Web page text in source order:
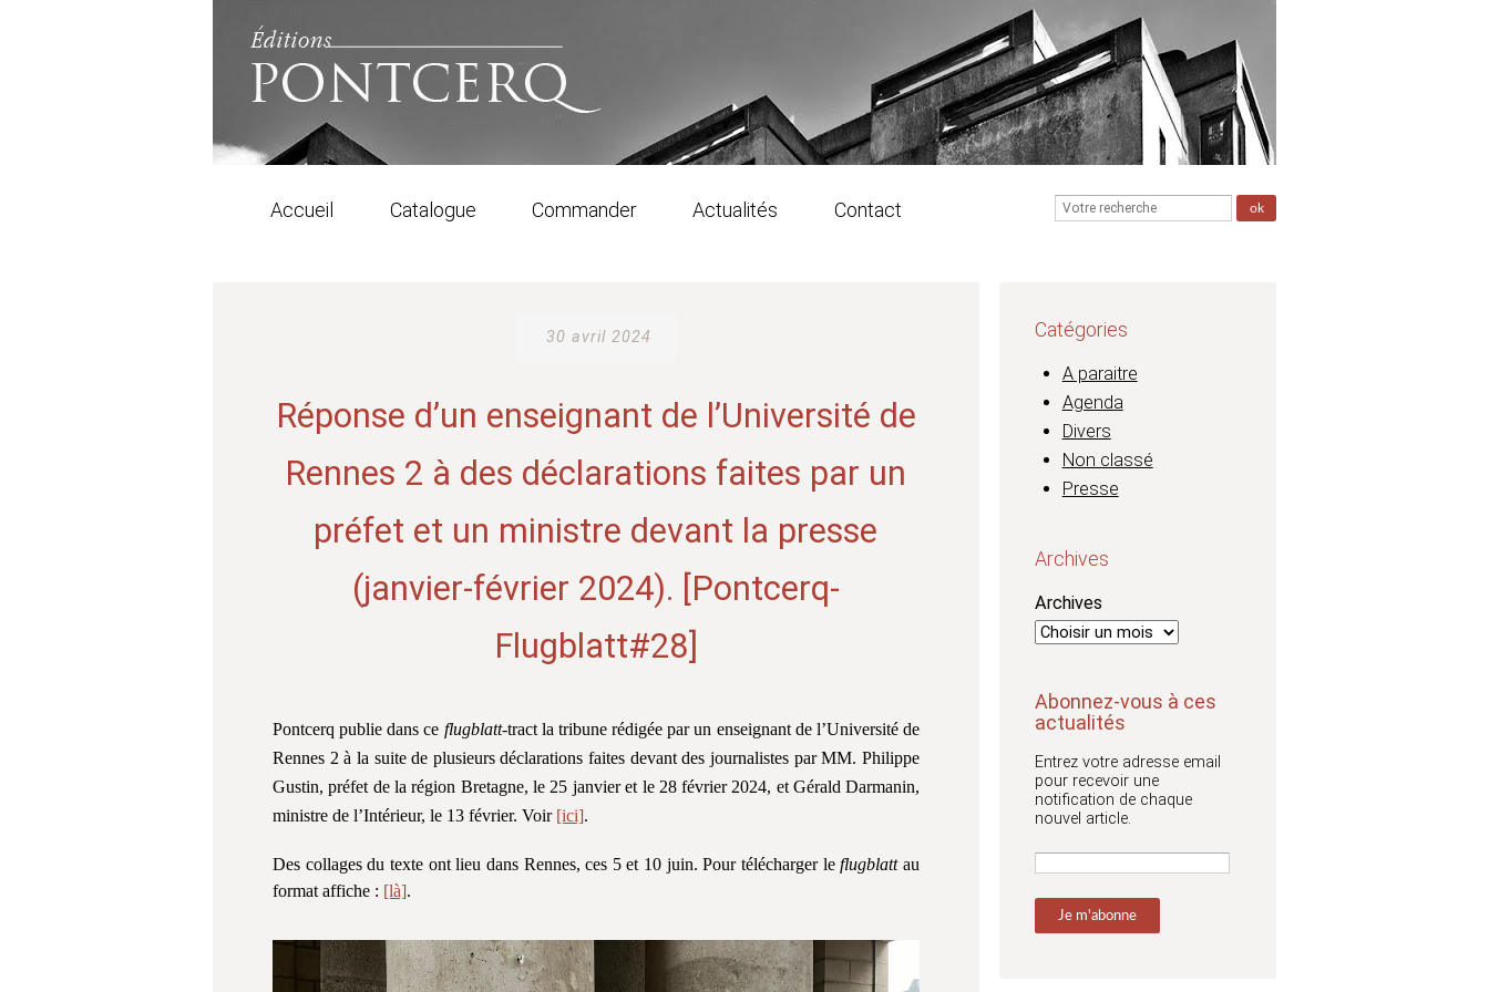
Accueil Catalogue Commander Actualités Contact
30 avril 2024
Réponse d’un enseignant de l’Université de
Rennes 2 à des déclarations faites par un
préfet et un ministre devant la presse
(janvier-février 2024). [Pontcerq-
Flugblatt#28]
Pontcerq publie dans ce flugblatt-tract la tribune rédigée par un enseignant de l’Université de
Rennes 2 à la suite de plusieurs déclarations faites devant des journalistes par MM. Philippe
Gustin, préfet de la région Bretagne, le 25 janvier et le 28 février 2024, et Gérald Darmanin,
ministre de l’Intérieur, le 13 février. Voir [ici].
Des collages du texte ont lieu dans Rennes, ces 5 et 10 juin. Pour télécharger leflugblattau
format affiche : [là].
Catégories
A paraitre
Agenda
Divers
Non classé
Presse
Archives
Archives
Abonnez-vous à ces
actualités
Entrez votre adresse email
pour recevoir une
notification de chaque
nouvel article.
email: